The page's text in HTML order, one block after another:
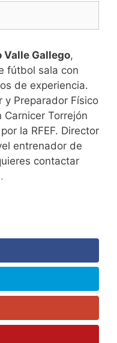
Gallego,
fútbol sala con
de experiencia.
y Preparador Físico
Carnicer Torrejón
la RFEF. Director
entrenador de
contactar